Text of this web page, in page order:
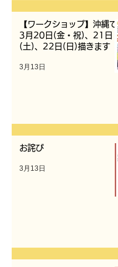
【ワークショップ】沖縄で
3月20日(金・祝)、21日
(土)、22日(日)描きます
3月13日
お詫び
3月13日